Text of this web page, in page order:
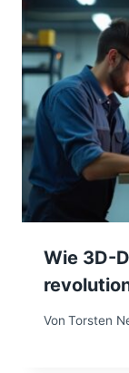
Wie 3D-
Von Torsten